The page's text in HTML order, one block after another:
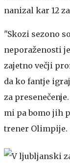
nanizal kar 12
"Skozi sezono
neporaženosti
zajetno večji
da ko fantje
za
mi pa bomo jih
trener Olimpije.